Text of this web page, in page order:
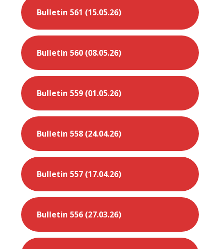
Bulletin 561 (15.05.26)
Bulletin 560 (08.05.26)
Bulletin 559 (01.05.26)
Bulletin 558 (24.04.26)
Bulletin 557 (17.04.26)
Bulletin 556 (27.03.26)